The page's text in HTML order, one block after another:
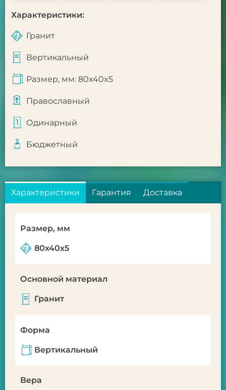
Характеристики:
Гранит
Вертикальный
Размер, мм: 80x40x5
Православный
Одинарный
Бюджетный
Характеристики Гарантия Доставка
Размер, мм
80x40x5
Основной материал
Гранит
Форма
Вертикальный
Вера